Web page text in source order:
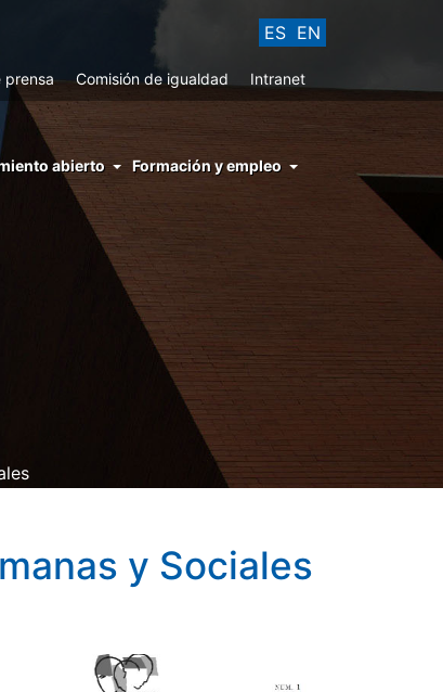
ES EN
prensa Comisión de igualdad Intranet
abierto Formación y empleo
y Sociales